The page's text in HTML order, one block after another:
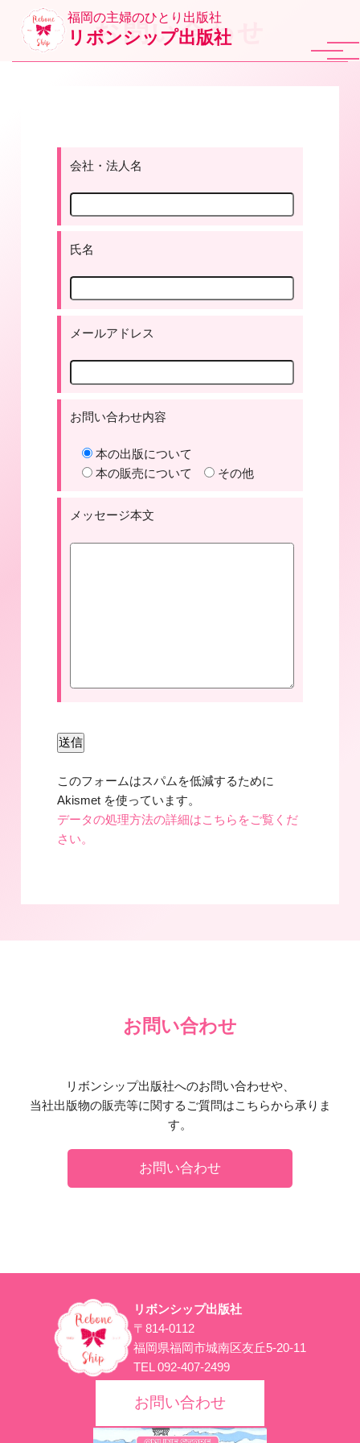
福岡の主婦のひとり出版社
リボンシップ出版社
お問い合わせ
会社・法人名
氏名
メールアドレス
お問い合わせ内容
本の出版について
本の販売について
その他
メッセージ本文
このフォームはスパムを低減するために
Akismet を使っています。
データの処理方法の詳細はこちらをご覧くだ
さい。
お問い合わせ
リボンシップ出版社へのお問い合わせや、
当社出版物の販売等に関するご質問はこちらから承りま
す。
お問い合わせ
リボンシップ出版社
〒814-0112
福岡県福岡市城南区友丘5-20-11
TEL 092-407-2499
お問い合わせ